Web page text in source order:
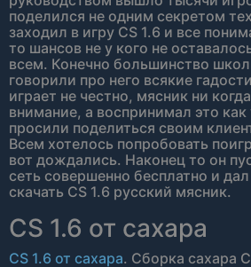
поделился не одним секретом
заходил в игру CS 1.6 и все
то шансов не у кого не
всем. Конечно большинство
говорили про него всякие
играет не честно, мясник ни
внимание, а воспринимал это
просили поделиться своим
Всем хотелось попробовать
вот дождались. Наконец то он
сеть совершенно бесплатно и
скачать CS 1.6 русский мясник.
CS 1.6 от сахара
CS 1.6 от сахара. Сборка сахара